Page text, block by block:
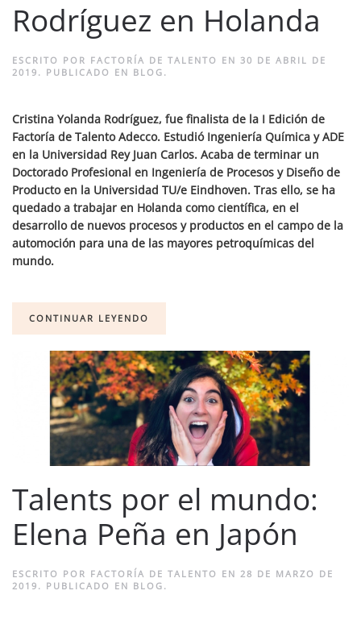
Rodríguez en Holanda
ESCRITO POR FACTORÍA DE TALENTO EN 30 DE ABRIL DE
2019 . PUBLICADO EN BLOG .
Cristina Yolanda Rodríguez, fue finalista de la I Edición de
Factoría de Talento Adecco. Estudió Ingeniería Química y ADE
en la Universidad Rey Juan Carlos. Acaba de terminar un
Doctorado Profesional en Ingeniería de Procesos y Diseño de
Producto en la Universidad TU/e Eindhoven. Tras ello, se ha
quedado a trabajar en Holanda como científica, en el
desarrollo de nuevos procesos y productos en el campo de la
automoción para una de las mayores petroquímicas del
mundo.
CONTINUAR LEYENDO
Talents por el mundo:
Elena Peña en Japón
ESCRITO POR FACTORÍA DE TALENTO EN 28 DE MARZO DE
2019 . PUBLICADO EN BLOG .